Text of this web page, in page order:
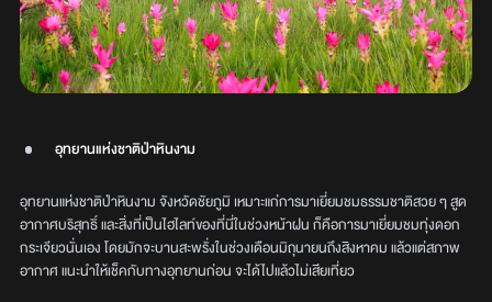
อุทยานแห่งชาติป่าหินงาม
อุทยานแห่งชาติป่าหินงาม จังหวัดชัยภูมิ เหมาะแก่การมาเยี่ยมชมธรรมชาติสวย ๆ สูด
อากาศบริสุทธิ์ และสิ่งที่เป็นไฮไลท์ของที่นี่ในช่วงหน้าฝน ก็คือการมาเยี่ยมชมทุ่งดอก
กระเจียวนั่นเอง โดยมักจะบานสะพรั่งในช่วงเดือนมิถุนายนถึงสิงหาคม แล้วแต่สภาพ
อากาศ แนะนำให้เช็คกับทางอุทยานก่อน จะได้ไปแล้วไม่เสียเที่ยว